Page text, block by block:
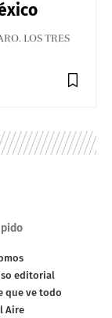
LOS TRES
editorial
que ve todo
Aire